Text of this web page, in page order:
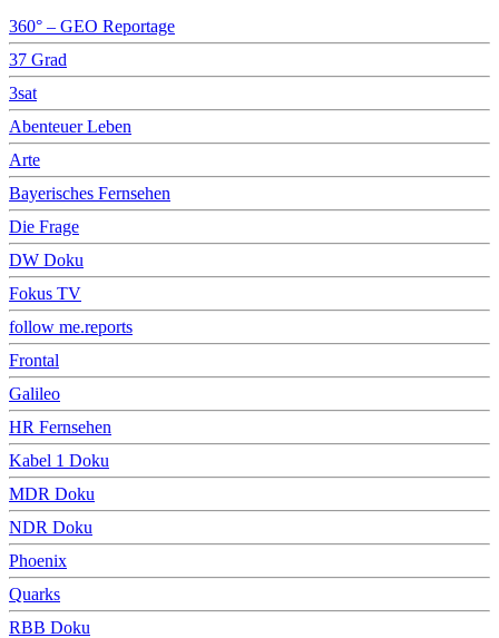
360° – GEO Reportage
37 Grad
3sat
Abenteuer Leben
Arte
Bayerisches Fernsehen
Die Frage
DW Doku
Fokus TV
follow me.reports
Frontal
Galileo
HR Fernsehen
Kabel 1 Doku
MDR Doku
NDR Doku
Phoenix
Quarks
RBB Doku